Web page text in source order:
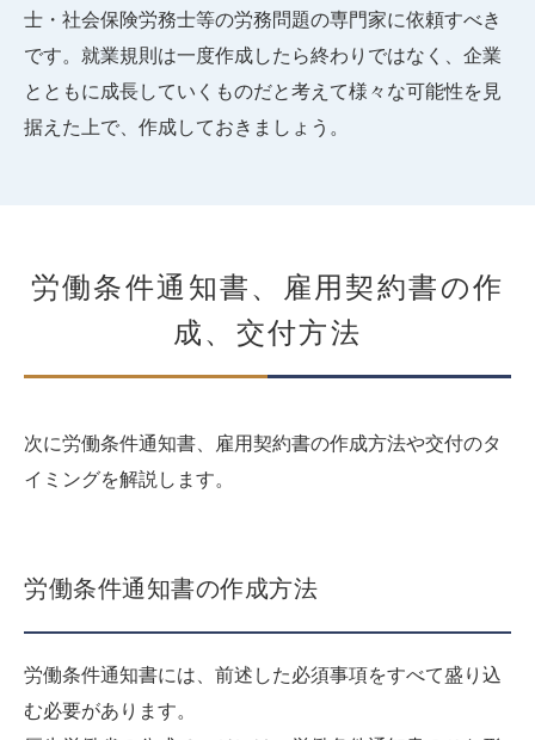
士・社会保険労務士等の労務問題の専門家に依頼すべき
です。就業規則は一度作成したら終わりではなく、企業
とともに成長していくものだと考えて様々な可能性を見
据えた上で、作成しておきましょう。
労働条件通知書、雇用契約書の作
成、交付方法
次に労働条件通知書、雇用契約書の作成方法や交付のタ
イミングを解説します。
労働条件通知書の作成方法
労働条件通知書には、前述した必須事項をすべて盛り込
む必要があります。